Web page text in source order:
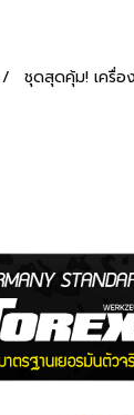
ชุดสุดคุ้ม! เครื่อ